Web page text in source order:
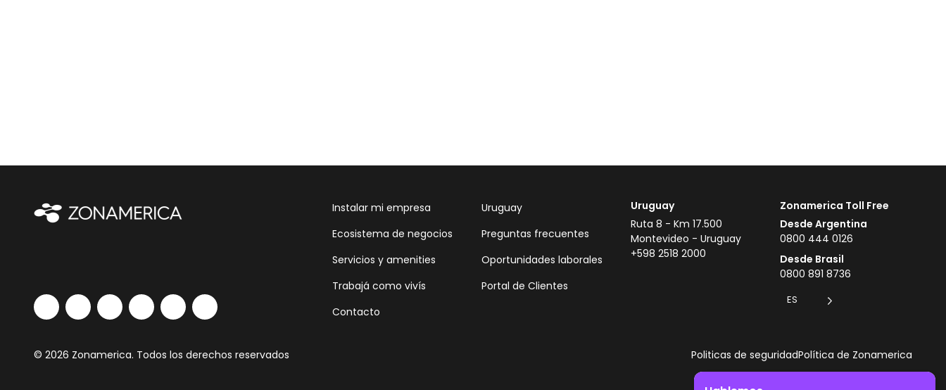
Instalar mi empresa
Ecosistema de negocios
Servicios y amenities
Trabajá como vivís
Contacto
Uruguay
Preguntas frecuentes
Oportunidades laborales
Portal de Clientes
Uruguay
Ruta 8 - Km 17.500
Montevideo - Uruguay
+598 2518 2000
Zonamerica Toll Free
Desde Argentina
0800 444 0126
Desde Brasil
0800 891 8736
ES
© 2026 Zonamerica. Todos los derechos reservados Politicas de seguridadPolítica de Zonamerica